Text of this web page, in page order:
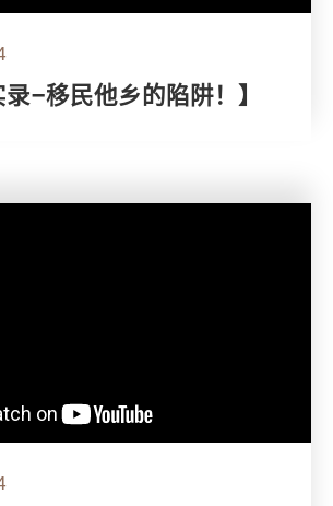
录–移民他乡的陷阱！】